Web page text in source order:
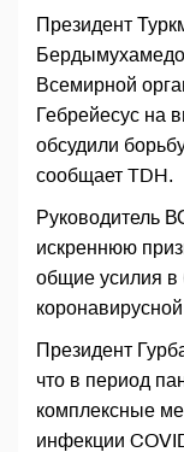
Президент
Всемирной
Гебрейесус на
обсудили
сообщает TDH.
Руководитель
искреннюю
общие усилия в
Президент
что в период
комплексные
инфекции